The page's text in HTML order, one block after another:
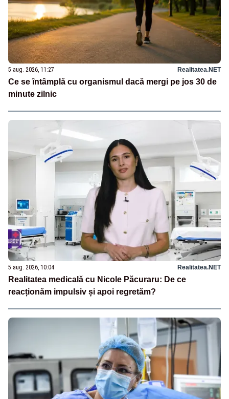
5 aug. 2026, 11:27 Realitatea.NET
Ce se întâmplă cu organismul dacă mergi pe jos 30 de
minute zilnic
5 aug. 2026, 10:04 Realitatea.NET
Realitatea medicală cu Nicole Păcuraru: De ce
reacționăm impulsiv și apoi regretăm?